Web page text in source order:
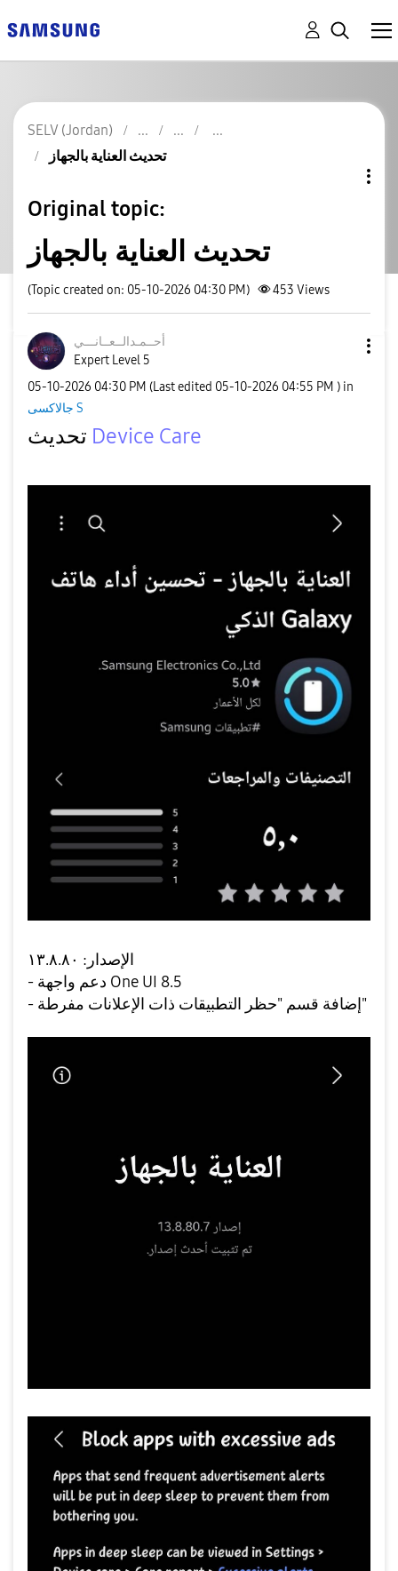
SELV (Jordan)
تحديث العناية بالجهاز
Original topic:
تحديث العناية بالجهاز
(Topic created on: 05-10-2026 04:30 PM) 453 Views
أحــمـدالــعــانـــي
Expert Level 5
‎05-10-2026 04:30 PM (Last edited ‎05-10-2026 04:55 PM ) in
جالاكسى S
Device Care
الإصدار: ١٣.٨.٨٠
- دعم واجهة One UI 8.5
- إضافة قسم "حظر التطبيقات ذات الإعلانات مفرطة"